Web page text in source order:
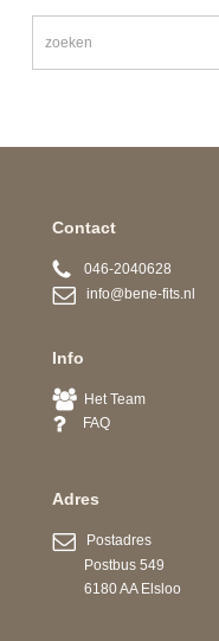
Contact
046-2040628
info@bene-fits.nl
Info
Het Team
FAQ
Adres
Postadres
Postbus 549
6180 AA Elsloo